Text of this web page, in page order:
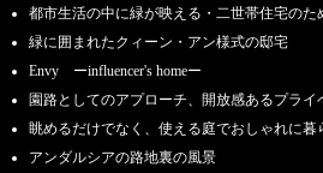
都市生活の中に緑が映える・二世帯住宅のた
緑に囲まれたクィーン・アン様式の邸宅
Envy ーinfluencer's homeー
園路としてのアプローチ、開放感あるプライ
眺めるだけでなく、使える庭でおしゃれに暮
アンダルシアの路地裏の風景